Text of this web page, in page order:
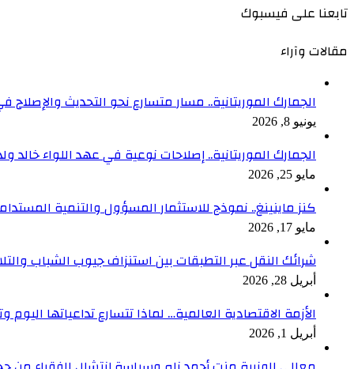
تابعنا على فيسبوك
مقالات وآراء
الجمارك الموريتانية.. مسار متسارع نحو التحديث والإصلاح
يونيو 8, 2026
الجمارك الموريتانية.. إصلاحات نوعية في عهد اللواء خالد
مايو 25, 2026
كنز ماينينغ.. نموذج للاستثمار المسؤول والتنمية
مايو 17, 2026
شرائك النقل عبر التطبقات بين استنزاف جيوب الشباب
أبريل 28, 2026
الأزمة الاقتصادية العالمية… لماذا تتسارع تداعياتها
أبريل 1, 2026